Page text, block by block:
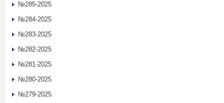
№285-2025
№284-2025
№283-2025
№282-2025
№281-2025
№280-2025
№279-2025